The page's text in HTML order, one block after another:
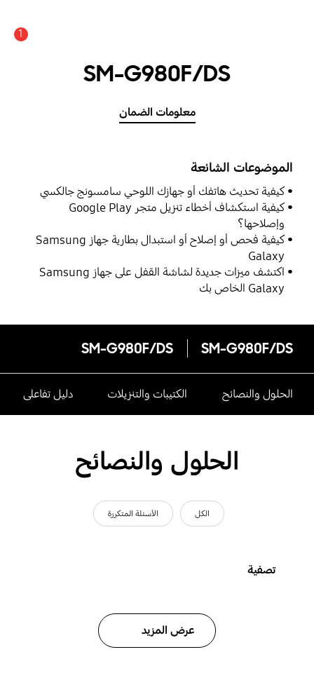
1
SM-G980F/DS
معلومات الضمان
الموضوعات الشائعة
كيفية تحديث هاتفك أو جهازك اللوحي سامسونج جالكسي
كيفية استكشاف أخطاء تنزيل متجر Google Play
وإصلاحها؟
كيفية فحص أو إصلاح أو استبدال بطارية جهاز Samsung
Galaxy
اكتشف ميزات جديدة لشاشة القفل على جهاز Samsung
Galaxy الخاص بك
SM-G980F/DS
SM-G980F/DS
الحلول والنصائح الكتيبات والتنزيلات دليل تفاعلى
الحلول والنصائح
الكل الأسئلة المتكررة
تصفية
عرض المزيد